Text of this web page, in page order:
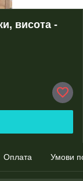
висота -
Оплата Умови